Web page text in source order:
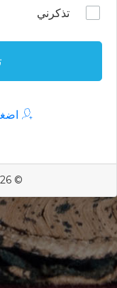
تذكرني
© 2026 جميع الحقوق محفوظة